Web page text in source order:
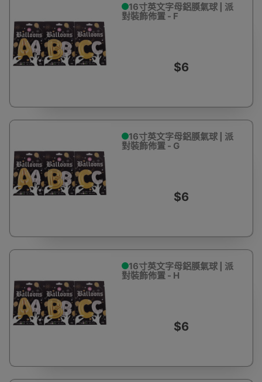
16寸英文字母鋁膜氣球 | 派
對裝飾佈置 - F
$6
16寸英文字母鋁膜氣球 | 派
對裝飾佈置 - G
$6
16寸英文字母鋁膜氣球 | 派
對裝飾佈置 - H
$6